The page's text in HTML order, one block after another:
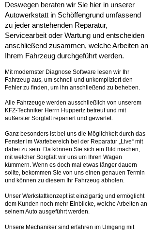
Deswegen beraten wir Sie hier in unserer
Autowerkstatt in Schöffengrund umfassend
zu jeder anstehenden Reparatur,
Servicearbeit oder Wartung und entscheiden
anschließend zusammen, welche Arbeiten an
Ihrem Fahrzeug durchgeführt werden.
Mit modernster Diagnose Software lesen wir Ihr
Fahrzeug aus, um schnell und unkompliziert den
Fehler zu finden, um ihn anschließend zu beheben.
Alle Fahrzeuge werden ausschließlich von unserem
KFZ-Techniker Herrn Huppertz betreut und mit
äußerster Sorgfalt repariert und gewartet.
Ganz besonders ist bei uns die Möglichkeit durch das
Fenster im Wartebereich bei der Reparatur „Live“ mit
dabei zu sein. Da können Sie sich ein Bild machen,
mit welcher Sorgfalt wir uns um Ihren Wagen
kümmern. Wenn es doch mal etwas länger dauern
sollte, bekommen Sie von uns einen genauen Termin
und können zu diesem Ihr Fahrzeug abholen.
Unser Werkstattkonzept ist einzigartig und ermöglicht
dem Kunden noch mehr Einblicke, welche Arbeiten an
seinem Auto ausgeführt werden.
Unsere Mechaniker sind erfahren im Umgang mit